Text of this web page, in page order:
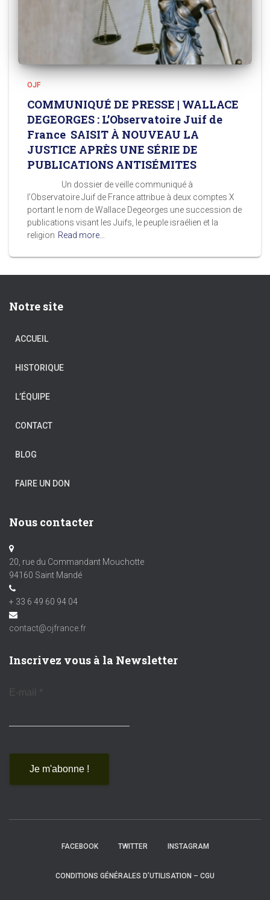
OJF
COMMUNIQUÉ DE PRESSE | WALLACE
DEGEORGES : L’Observatoire Juif de
France SAISIT À NOUVEAU LA
JUSTICE APRÈS UNE SÉRIE DE
PUBLICATIONS ANTISÉMITES
Un dossier de veille communiqué à
l’Observatoire Juif de France attribue à deux comptes X
portant le nom de Wallace Degeorges une succession de
publications visant les Juifs, le peuple israélien et la
religion Read more…
Notre site
ACCUEIL
HISTORIQUE
L’ÉQUIPE
CONTACT
BLOG
FAIRE UN DON
Nous contacter
20, rue du Commandant Mouchotte
94160 Saint Mandé
+ 33 6 49 60 94 04
contact@ojfrance.fr
Inscrivez vous à la Newsletter
E-mail *
FACEBOOK TWITTER INSTAGRAM
CONDITIONS GÉNÉRALES D’UTILISATION – CGU